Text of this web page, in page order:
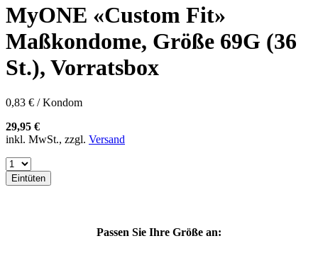
57G
57H
57K
60E
60F
60G
60J
60K
60L
64E
64K
64L
MyONE «Custom Fit»
Maßkondome, Größe 69G (36
St.), Vorratsbox
0,83 € / Kondom
29,95 €
inkl. MwSt., zzgl. Versand
Eintüten
Passen Sie Ihre Größe an: